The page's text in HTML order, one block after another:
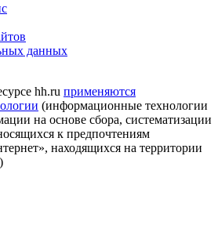
данных
hh.ru применяются
(информационные технологии
на основе сбора, систематизации
к предпочтениям
находящихся на территории